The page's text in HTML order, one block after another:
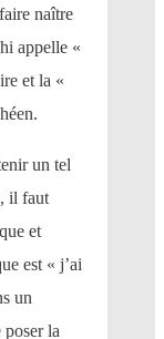
naître
appelle «
et la «
un tel
il faut
et
est « j’ai
un
la